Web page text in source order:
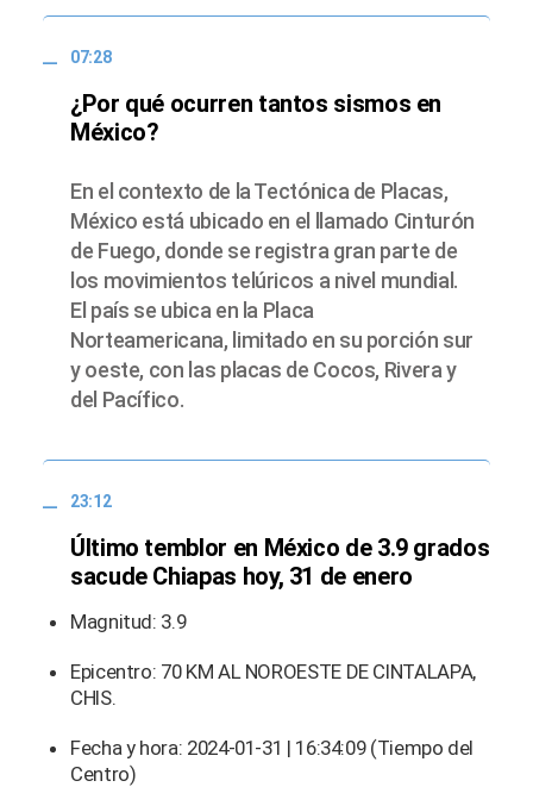
07:28
¿Por qué ocurren tantos sismos en
México?
En el contexto de la Tectónica de Placas,
México está ubicado en el llamado Cinturón
de Fuego, donde se registra gran parte de
los movimientos telúricos a nivel mundial.
El país se ubica en la Placa
Norteamericana, limitado en su porción sur
y oeste, con las placas de Cocos, Rivera y
del Pacífico.
23:12
Último temblor en México de 3.9 grados
sacude Chiapas hoy, 31 de enero
Magnitud: 3.9
Epicentro: 70 KM AL NOROESTE DE CINTALAPA,
CHIS.
Fecha y hora: 2024-01-31 | 16:34:09 (Tiempo del
Centro)